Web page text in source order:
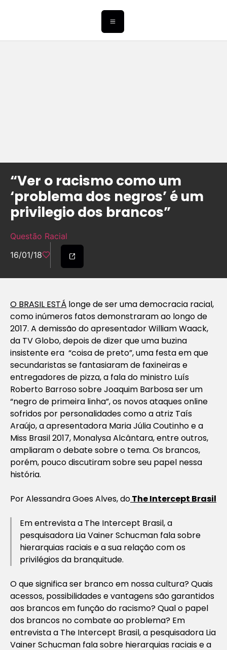
“Ver o racismo como um
‘problema dos negros’ é um
privilegio dos brancos”
Questão Racial
16/01/18
O BRASIL ESTÁ longe de ser uma democracia racial,
como inúmeros fatos demonstraram ao longo de
2017. A demissão do apresentador William Waack,
da TV Globo, depois de dizer que uma buzina
insistente era “coisa de preto”, uma festa em que
secundaristas se fantasiaram de faxineiras e
entregadores de pizza, a fala do ministro Luís
Roberto Barroso sobre Joaquim Barbosa ser um
“negro de primeira linha”, os novos ataques online
sofridos por personalidades como a atriz Taís
Araújo, a apresentadora Maria Júlia Coutinho e a
Miss Brasil 2017, Monalysa Alcântara, entre outros,
ampliaram o debate sobre o tema. Os brancos,
porém, pouco discutiram sobre seu papel nessa
história.
Por Alessandra Goes Alves, doThe Intercept Brasil
Em entrevista a The Intercept Brasil, a
pesquisadora Lia Vainer Schucman fala sobre
hierarquias raciais e a sua relação com os
privilégios da branquitude.
O que significa ser branco em nossa cultura? Quais
acessos, possibilidades e vantagens são garantidos
aos brancos em função do racismo? Qual o papel
dos brancos no combate ao problema? Em
entrevista a The Intercept Brasil, a pesquisadora Lia
Vainer Schucman fala sobre hierarquias raciais e a